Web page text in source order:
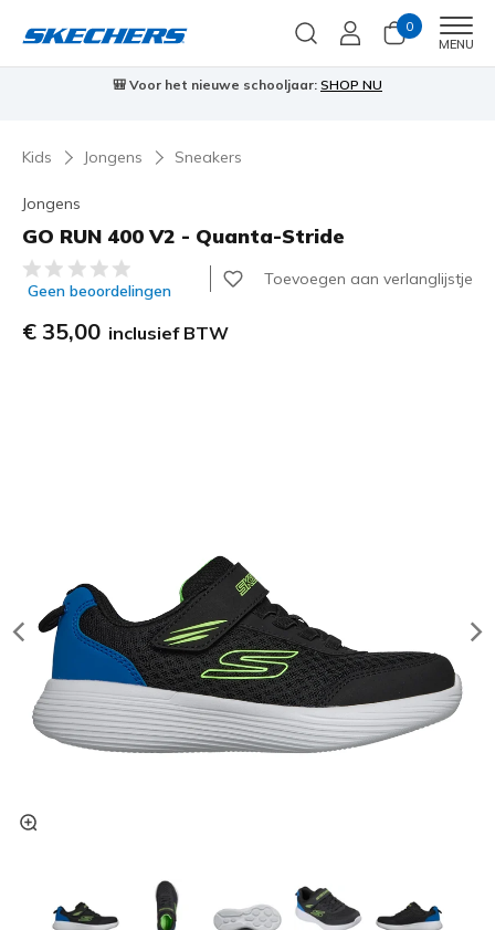
0
MENU
🎒 Voor het nieuwe schooljaar: SHOP NU
Kids Jongens Sneakers
Jongens
GO RUN 400 V2 - Quanta-Stride
3,7 van de 5 klantbeoordelingen
Geen beoordelingen
Toevoegen aan verlanglijstje
€ 35,00 inclusief BTW